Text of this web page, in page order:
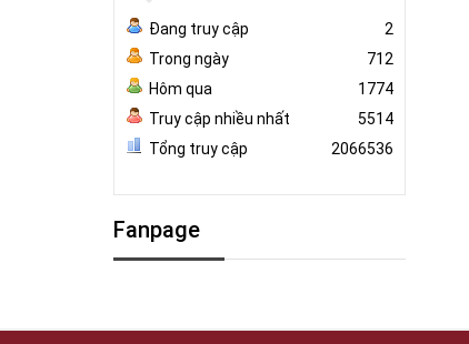
Đang truy cập
2
Trong ngày
712
Hôm qua
1774
Truy cập nhiều nhất
5514
Tổng truy cập
2066536
Fanpage